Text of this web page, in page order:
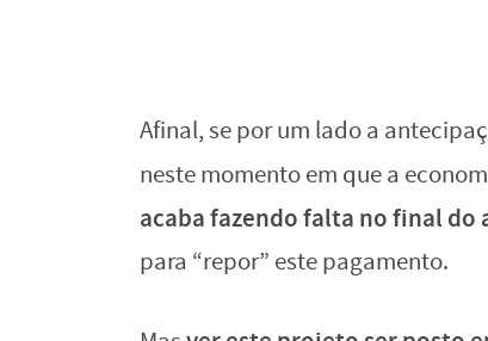
Afinal, se por um lado a
neste momento em que a
acaba fazendo falta no final do
para “repor” este pagamento.